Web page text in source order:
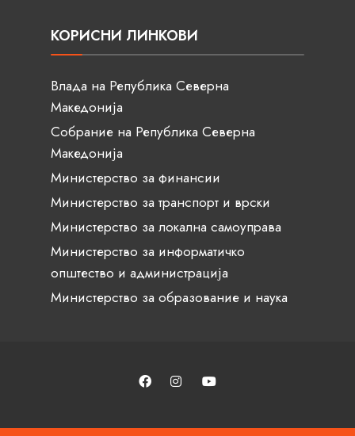
КОРИСНИ ЛИНКОВИ
Влада на Република Северна
Македонија
Собрание на Република Северна
Македонија
Министерство за финансии
Министерство за транспорт и врски
Министерство за локална самоуправа
Министерство за информатичко
општество и администрација
Министерство за образование и наука